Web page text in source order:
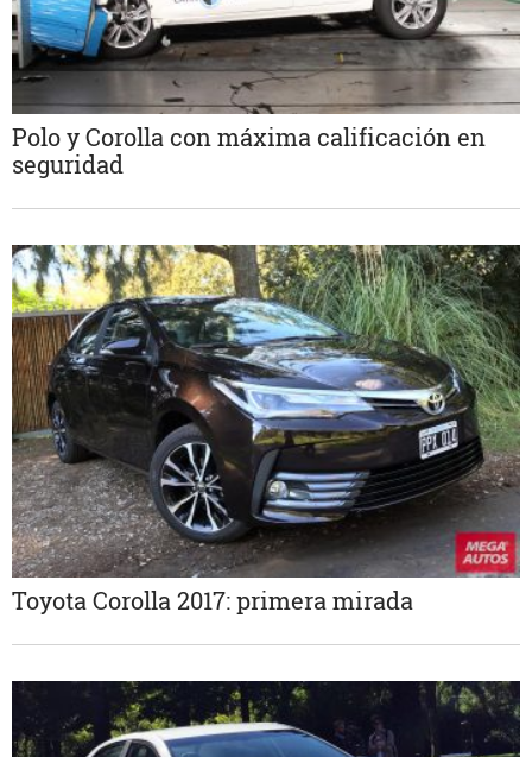
Polo y Corolla con máxima calificación en
seguridad
Toyota Corolla 2017: primera mirada